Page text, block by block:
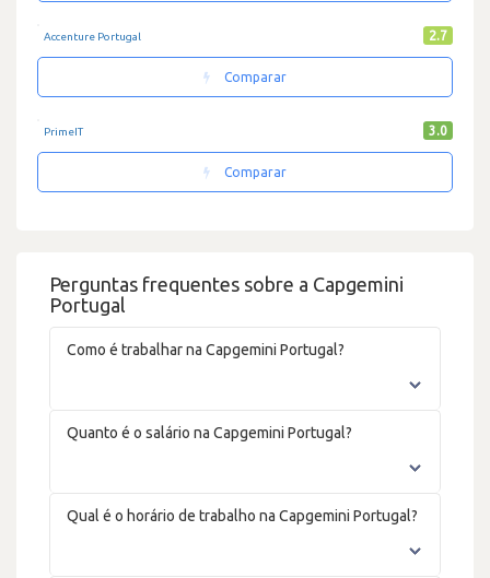
Perguntas frequentes sobre a Capgemini
Portugal
Como é trabalhar na Capgemini Portugal?
Quanto é o salário na Capgemini Portugal?
Qual é o horário de trabalho na Capgemini Portugal?
Accenture Portugal 2.7
Comparar
PrimeIT 3.0
Comparar